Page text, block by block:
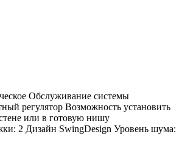
Обслуживание системы
регулятор Возможность установить
или в готовую нишу
2 Дизайн SwingDesign Уровень шума: